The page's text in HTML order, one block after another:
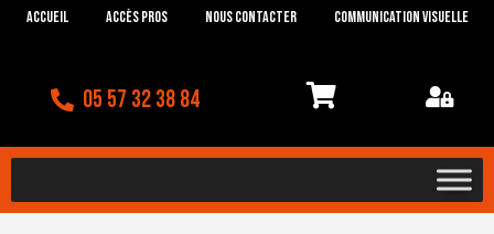
Accueil Accès Pros Nous contacter Communication visuelle
05 57 32 38 84